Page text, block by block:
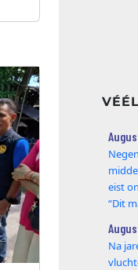
eist
“Dit
Na